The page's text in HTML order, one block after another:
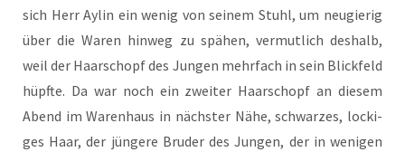
sich Herr Aylin ein wenig von sei­nem Stuhl, um neu­gie­rig
über die Waren hin­weg zu spä­hen, ver­mut­lich des­halb,
weil der Haar­schopf des Jun­gen mehr­fach in sein Blick­feld
hüpf­te. Da war noch ein zwei­ter Haar­schopf an die­sem
Abend im Waren­haus in nächs­ter Nähe, schwar­zes, locki­
ges Haar, der jün­ge­re Bru­der des Jun­gen, der in weni­gen